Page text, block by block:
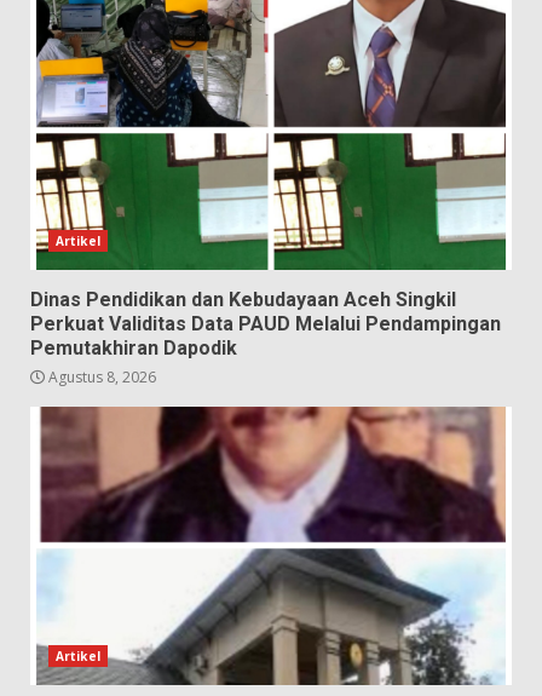
Artikel
Dinas Pendidikan dan Kebudayaan Aceh Singkil
Perkuat Validitas Data PAUD Melalui Pendampingan
Pemutakhiran Dapodik
Agustus 8, 2026
Artikel